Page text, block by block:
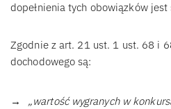
dopełnienia tych obowiązków jest
Zgodnie z art. 21 ust. 1 ust. 68 i
dochodowego są:
„wartość wygranych w